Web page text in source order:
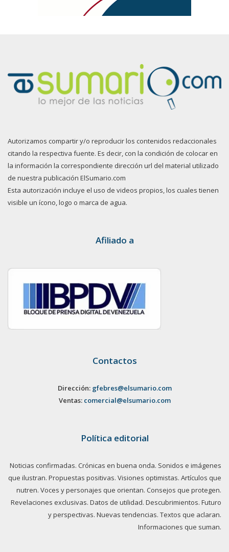
Autorizamos compartir y/o reproducir los contenidos redaccionales
citando la respectiva fuente. Es decir, con la condición de colocar en
la información la correspondiente dirección url del material utilizado
de nuestra publicación ElSumario.com
Esta autorización incluye el uso de videos propios, los cuales tienen
visible un ícono, logo o marca de agua.
Afiliado a
Contactos
Dirección: gfebres@elsumario.com
Ventas: comercial@elsumario.com
Política editorial
Noticias confirmadas. Crónicas en buena onda. Sonidos e imágenes
que ilustran. Propuestas positivas. Visiones optimistas. Artículos que
nutren. Voces y personajes que orientan. Consejos que protegen.
Revelaciones exclusivas. Datos de utilidad. Descubrimientos. Futuro
y perspectivas. Nuevas tendencias. Textos que aclaran.
Informaciones que suman.